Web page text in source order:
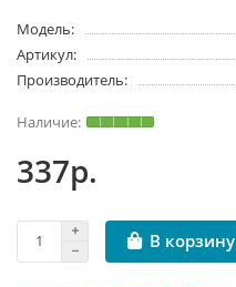
Модель:
Артикул:
Производитель:
337р.
В корзину